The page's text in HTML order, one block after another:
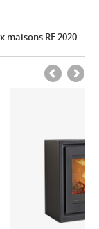
maisons RE 2020.